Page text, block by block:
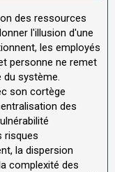
des ressources
l'illusion d'une
les employés
personne ne remet
système.
son cortège
des
risques
la dispersion
complexité des